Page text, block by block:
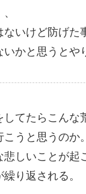
ないけど防げた
かと思うとや
してたらこんな
うと思うのか。
悲しいことが起
り返される。